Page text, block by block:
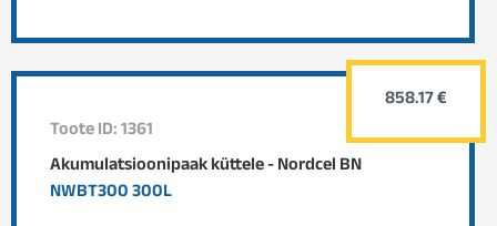
Toote ID: 1361
Akumulatsioonipaak küttele - Nordcel BN
NWBT300 300L
858.17 €